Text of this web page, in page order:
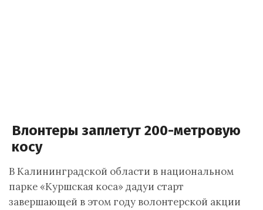
Влонтеры заплетут 200-метровую
косу
В Калининградской области в национальном
парке «Куршская коса» дадуи старт
завершающей в этом году волонтерской акции